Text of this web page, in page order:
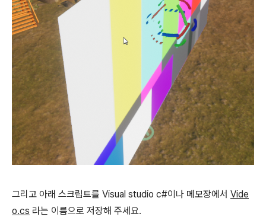
그리고 아래 스크립트를 Visual studio c#이나 메모장에서 Vide
o.cs 라는 이름으로 저장해 주세요.